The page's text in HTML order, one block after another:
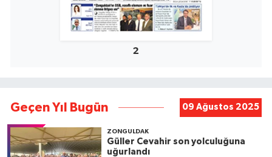
2
Geçen Yıl Bugün 09 Ağustos 2025
ZONGULDAK
Güller Cevahir son yolculuğuna
uğurlandı